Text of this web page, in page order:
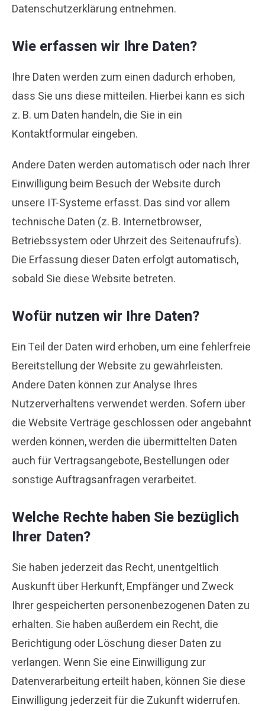
Datenschutzerklärung entnehmen.
Wie erfassen wir Ihre Daten?
Ihre Daten werden zum einen dadurch erhoben,
dass Sie uns diese mitteilen. Hierbei kann es sich
z. B. um Daten handeln, die Sie in ein
Kontaktformular eingeben.
Andere Daten werden automatisch oder nach Ihrer
Einwilligung beim Besuch der Website durch
unsere IT-Systeme erfasst. Das sind vor allem
technische Daten (z. B. Internetbrowser,
Betriebssystem oder Uhrzeit des Seitenaufrufs).
Die Erfassung dieser Daten erfolgt automatisch,
sobald Sie diese Website betreten.
Wofür nutzen wir Ihre Daten?
Ein Teil der Daten wird erhoben, um eine fehlerfreie
Bereitstellung der Website zu gewährleisten.
Andere Daten können zur Analyse Ihres
Nutzerverhaltens verwendet werden. Sofern über
die Website Verträge geschlossen oder angebahnt
werden können, werden die übermittelten Daten
auch für Vertragsangebote, Bestellungen oder
sonstige Auftragsanfragen verarbeitet.
Welche Rechte haben Sie bezüglich
Ihrer Daten?
Sie haben jederzeit das Recht, unentgeltlich
Auskunft über Herkunft, Empfänger und Zweck
Ihrer gespeicherten personenbezogenen Daten zu
erhalten. Sie haben außerdem ein Recht, die
Berichtigung oder Löschung dieser Daten zu
verlangen. Wenn Sie eine Einwilligung zur
Datenverarbeitung erteilt haben, können Sie diese
Einwilligung jederzeit für die Zukunft widerrufen.